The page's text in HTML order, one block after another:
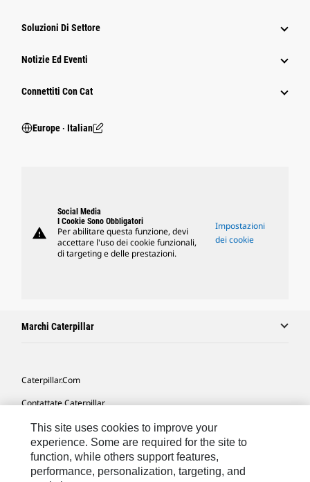
Soluzioni Di Settore
Notizie Ed Eventi
Connettiti Con Cat
Europe ‧ Italian
warning
Social Media
I Cookie Sono Obbligatori
Per abilitare questa funzione, devi
accettare l'uso dei cookie funzionali,
di targeting e delle prestazioni.
Impostazioni
dei cookie
Marchi Caterpillar
Caterpillar.com
Contattate Caterpillar
Le Mie Preferenze Di Marketing
Mappa Del Sito
Cookie Settings
This site uses cookies to improve your
experience. Some are required for the site to
function, while others support features,
performance, personalization, targeting, and